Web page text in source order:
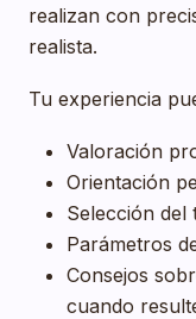
realizan con
realista.
Tu experiencia
Valoración
Orientación
Selección del
Parámetros
Consejos
cuando